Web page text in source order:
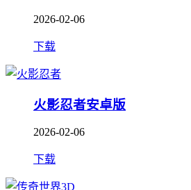
2026-02-06
下载
火影忍者安卓版
2026-02-06
下载